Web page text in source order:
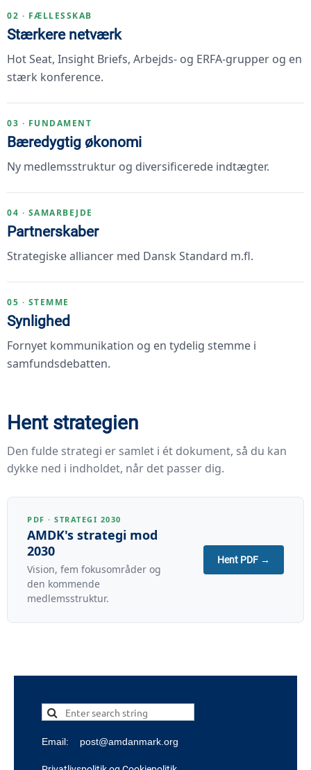
02 · FÆLLESSKAB
Stærkere netværk
Hot Seat, Insight Briefs, Arbejds- og ERFA-grupper og en
stærk konference.
03 · FUNDAMENT
Bæredygtig økonomi
Ny medlemsstruktur og diversificerede indtægter.
04 · SAMARBEJDE
Partnerskaber
Strategiske alliancer med Dansk Standard m.fl.
05 · STEMME
Synlighed
Fornyet kommunikation og en tydelig stemme i
samfundsdebatten.
Hent strategien
Den fulde strategi er samlet i ét dokument, så du kan
dykke ned i indholdet, når det passer dig.
PDF · STRATEGI 2030
AMDK's strategi mod
2030
Vision, fem fokusområder og
den kommende
medlemsstruktur.
Hent PDF →
Email: post@amdanmark.org